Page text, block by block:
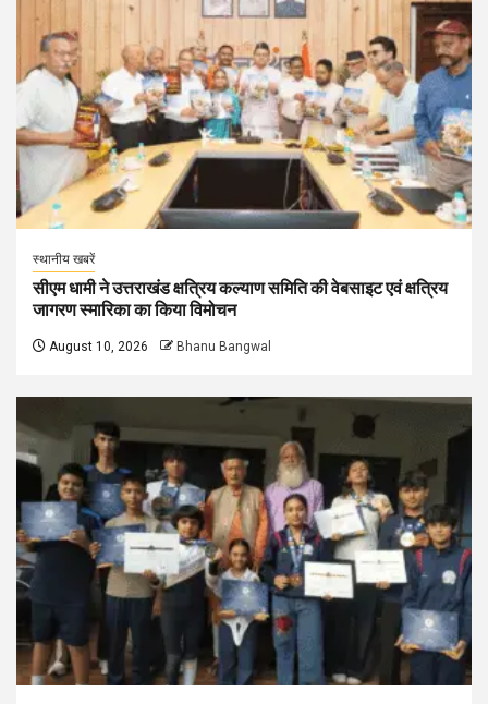
स्थानीय खबरें
सीएम धामी ने उत्तराखंड क्षत्रिय कल्याण समिति की वेबसाइट एवं क्षत्रिय
जागरण स्मारिका का किया विमोचन
August 10, 2026 Bhanu Bangwal